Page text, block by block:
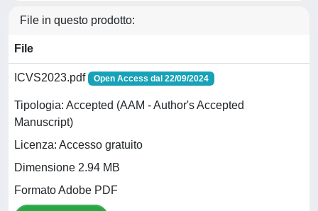
File in questo prodotto:
File
ICVS2023.pdf Open Access dal 22/09/2024
Tipologia: Accepted (AAM - Author's Accepted
Manuscript)
Licenza: Accesso gratuito
Dimensione 2.94 MB
Formato Adobe PDF